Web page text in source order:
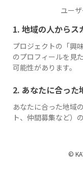
ユー
1. 地域の人からス
プロジェクトの「興
のプロフィールを見
可能性があります。
2. あなたに合った
あなたに合った地域
ト、仲間募集など）
©